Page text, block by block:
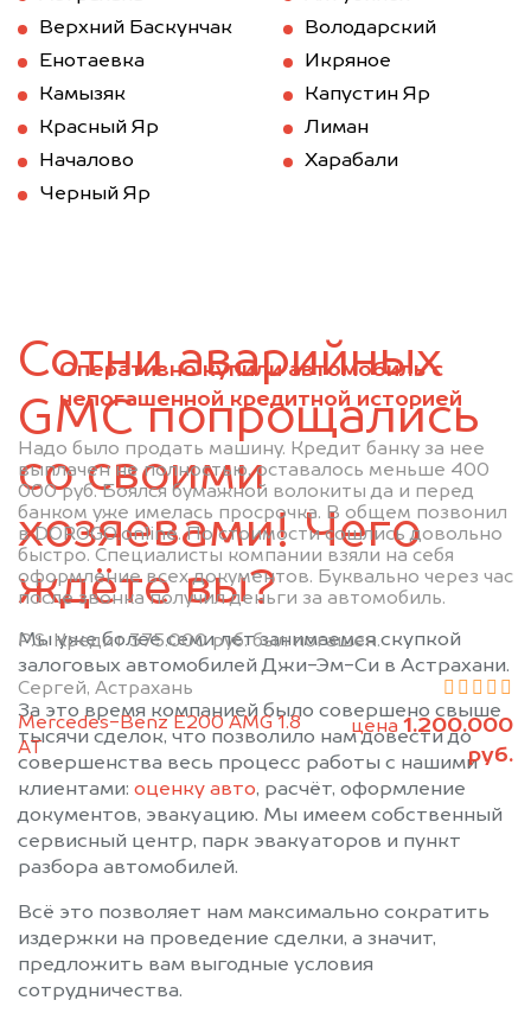
Оперативно купили автомобиль с
непогашенной кредитной историей
Надо было продать машину. Кредит банку за нее
выплачен не полностью, оставалось меньше 400
000 руб. Боялся бумажной волокиты да и перед
банком уже имелась просрочка. В общем позвонил
в DOROGO.online. По стоимости сошлись довольно
быстро. Специалисты компании взяли на себя
оформление всех документов. Буквально через час
после звонка получил деньги за автомобиль.
P.S. Кредит 375.000 руб. был погашен.
Сергей, Астрахань
Mercedes-Benz E200 AMG 1.8
АТ
цена 1.200.000
руб.
Верхний Баскунчак
Володарский
Енотаевка
Икряное
Камызяк
Капустин Яр
Красный Яр
Лиман
Началово
Харабали
Черный Яр
Сотни аварийных
GMC попрощались
со своими
хозяевами! Чего
ждёте вы?
Мы уже более семи лет занимаемся скупкой
залоговых автомобилей Джи-Эм-Си в Астрахани.
За это время компанией было совершено свыше
тысячи сделок, что позволило нам довести до
совершенства весь процесс работы с нашими
клиентами: оценку авто, расчёт, оформление
документов, эвакуацию. Мы имеем собственный
сервисный центр, парк эвакуаторов и пункт
разбора автомобилей.
Всё это позволяет нам максимально сократить
издержки на проведение сделки, а значит,
предложить вам выгодные условия
сотрудничества.